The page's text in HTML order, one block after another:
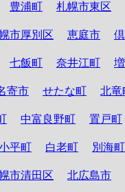
豊浦町 札幌市東区
市厚別区 恵庭市
七飯町 奈井江町
寄市 せたな町 北竜
中富良野町 置戸町
平町 白老町 別海町
市清田区 北広島市